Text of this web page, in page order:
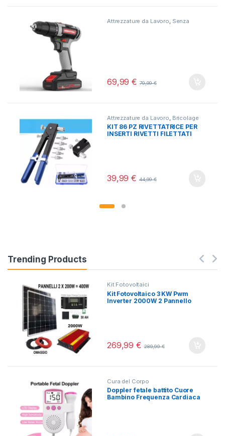
Attrezzature da Lavoro, Senza
69,99€ 79,99€
Attrezzature da Lavoro Bricolage
KIT 86 PZ RIVETTATRICE PER
INSERTI RIVETTI FILETTATI
39,99€ 44,99€
Trending Products
Kit Fotovoltaici
Kit Fotovoltaico 3 KW Pwm
Inverter 2000W 2 Pannello
269,99€ 289,99€
Cura del Corpo
Doppler fetale battito Cuore
Bambino Frequenza Cardiaca